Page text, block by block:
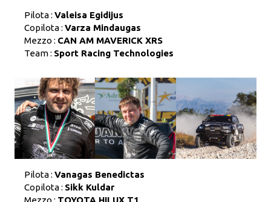
Pilota : Valeisa Egidijus
Copilota : Varza Mindaugas
Mezzo : CAN AM MAVERICK XRS
Team : Sport Racing Technologies
Pilota : Vanagas Benedictas
Copilota : Sikk Kuldar
Mezzo : TOYOTA HILUX T1